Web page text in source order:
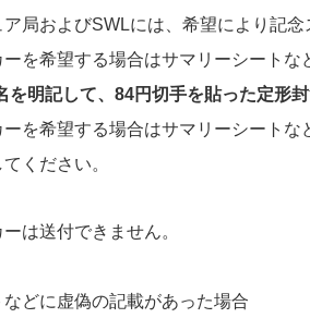
局およびSWLには、希望により記念
ーを希望する場合はサマリーシートな
を明記して、84円切手を貼った定形
ーを希望する場合はサマリーシートな
ください。
は送付できません。
などに虚偽の記載があった場合